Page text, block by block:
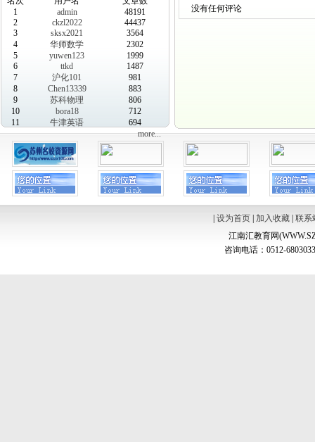
1
admin
48191
2
ckzl2022
44437
3
sksx2021
3564
4
华师数学
2302
5
yuwen123
1999
6
ttkd
1487
7
沪化101
981
8
Chen13339
883
9
苏科物理
806
10
bora18
712
11
牛津英语
694
more...
没有任何评论
设为首页| 加入收藏| 联系
江南汇教育网
咨询电话：0512-